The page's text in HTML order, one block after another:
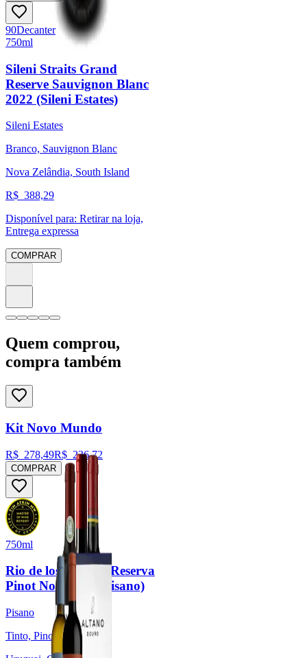
90Decanter
750ml
Sileni Straits Grand
Reserve Sauvignon Blanc
2022 (Sileni Estates)
Sileni Estates
Branco, Sauvignon Blanc
Nova Zelândia, South Island
R$ 388,29
Disponível para: Retirar na loja,
Entrega expressa
COMPRAR
Quem comprou,
compra também
Kit Novo Mundo
R$ 278,49R$ 236,72
COMPRAR
750ml
Rio de los Pájaros Reserva
Pinot Noir 2023 (Pisano)
Pisano
Tinto, Pinot Noir